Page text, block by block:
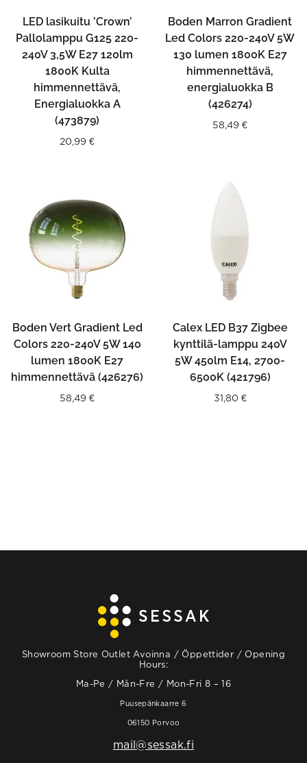
LED lasikuitu ’Crown’
Pallolamppu G125 220-
240V 3,5W E27 120lm
1800K Kulta
himmennettävä,
Energialuokka A
(473879)
20,99 €
Boden Marron Gradient
Led Colors 220-240V 5W
130 lumen 1800K E27
himmennettävä,
energialuokka B
(426274)
58,49 €
Boden Vert Gradient Led
Colors 220-240V 5W 140
lumen 1800K E27
himmennettävä (426276)
58,49 €
Calex LED B37 Zigbee
kynttilä-lamppu 240V
5W 450lm E14, 2700-
6500K (421796)
31,80 €
Showroom Store Outlet Avoinna / Öppettider / Opening
Hours:
Ma-Pe / Mån-Fre / Mon-Fri 8 – 16
Puusepänkaarre 6
06150 Porvoo
mail@sessak.fi